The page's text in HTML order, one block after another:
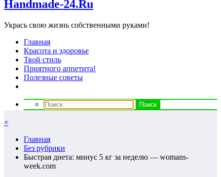
Handmade-24.Ru
Укрась свою жизнь собственными руками!
Главная
Красота и здоровье
Твой стиль
Приятного аппетита!
Полезные советы
×
Главная
Без рубрики
Быстрая диета: минус 5 кг за неделю — womans-
week.com